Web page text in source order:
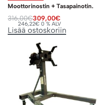
Moottorinostin + Tasapainotin.
316,00€309,00€
246,22€ 0 % ALV
Lisää ostoskoriin